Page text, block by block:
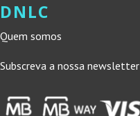
DNLC
Quem somos
Subscreva a nossa newsletter